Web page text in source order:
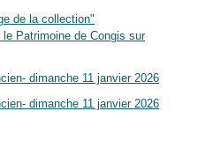
de la collection"
Patrimoine de Congis sur
dimanche 11 janvier 2026
dimanche 11 janvier 2026